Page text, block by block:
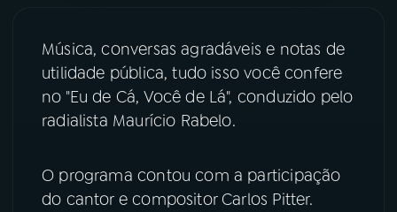
06VIDEOCASTS
FESTIVAL DE MÚSICA
Música, conversas agradáveis e notas de
utilidade pública, tudo isso você confere
no "Eu de Cá, Você de Lá", conduzido pelo
radialista Maurício Rabelo.
O programa contou com a participação
do cantor e compositor Carlos Pitter.